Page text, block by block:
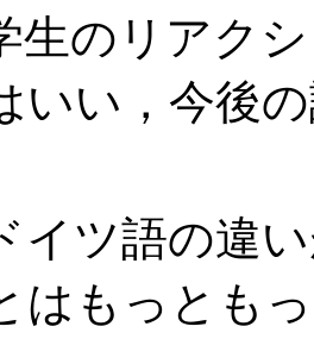
生のリアク
いい，今後
イツ語の違
はもっとも